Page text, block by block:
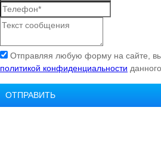
Отправляя любую форму на сайте,
политикой конфиденциальности
ОТПРАВИТЬ